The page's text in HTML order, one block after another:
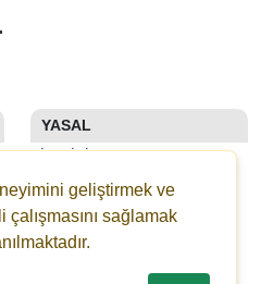
YASAL
İLETIŞIM
KÜNYE
YAYIN İLKELERI
KURALLAR
geliştirmek ve
sağlamak